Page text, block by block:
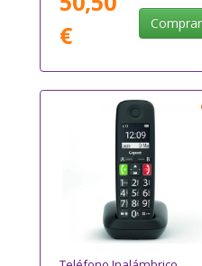
€
Comprar